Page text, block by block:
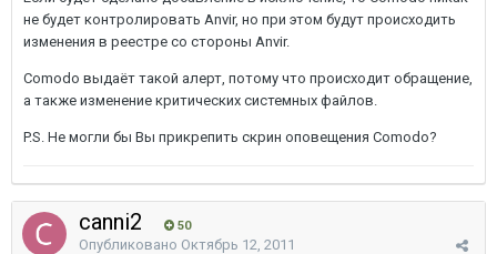
не будет контролировать Anvir, но при этом будут происходить
изменения в реестре со стороны Anvir.
Comodo выдаёт такой алерт, потому что происходит обращение,
а также изменение критических системных файлов.
P.S. Не могли бы Вы прикрепить скрин оповещения Comodo?
canni2 50
Опубликовано Октябрь 12, 2011